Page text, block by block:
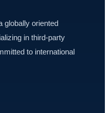
globally oriented
in third-party
to international